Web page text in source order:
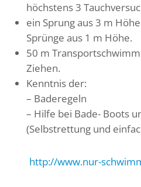
höchstens 3
ein Sprung aus 3 m
Sprünge aus 1 m Höhe.
50 m
Ziehen.
Kenntnis der:
– Baderegeln
– Hilfe bei Bade- Boots
(Selbstrettung und
http://www.nur-